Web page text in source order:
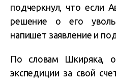
подчеркнул, что если
решение о его
напишет заявление и
По словам Шкиряка,
экспедиции за свой